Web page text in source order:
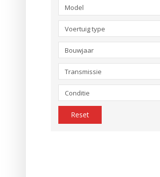
Model
Voertuig type
Bouwjaar
Transmissie
Conditie
Reset